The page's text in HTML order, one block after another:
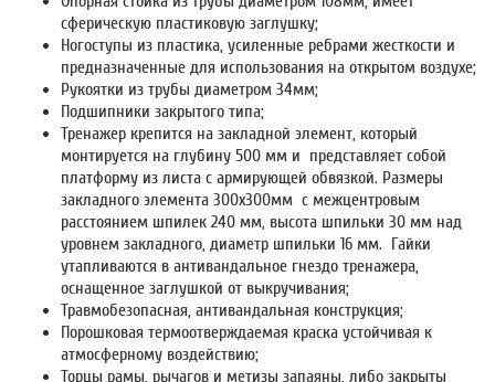
сферическую пластиковую заглушку;
Ногоступы из пластика, усиленные ребрами жесткости и
предназначенные для использования на открытом воздухе;
Рукоятки из трубы диаметром 34мм;
Подшипники закрытого типа;
Тренажер крепится на закладной элемент, который
монтируется на глубину 500 мм и представляет собой
платформу из листа с армирующей обвязкой. Размеры
закладного элемента 300х300мм с межцентровым
расстоянием шпилек 240 мм, высота шпильки 30 мм над
уровнем закладного, диаметр шпильки 16 мм. Гайки
утапливаются в антивандальное гнездо тренажера,
оснащенное заглушкой от выкручивания;
Травмобезопасная, антивандальная конструкция;
Порошковая термоотверждаемая краска устойчивая к
атмосферному воздействию;
Торцы рамы, рычагов и метизы запаяны, либо закрыты